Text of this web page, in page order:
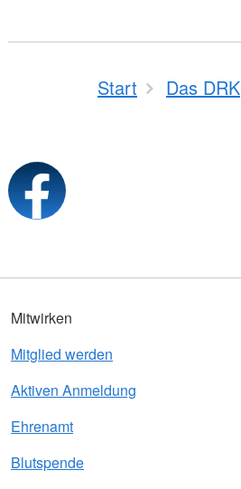
Start Das DRK
Mitwirken
Mitglied werden
Aktiven Anmeldung
Ehrenamt
Blutspende